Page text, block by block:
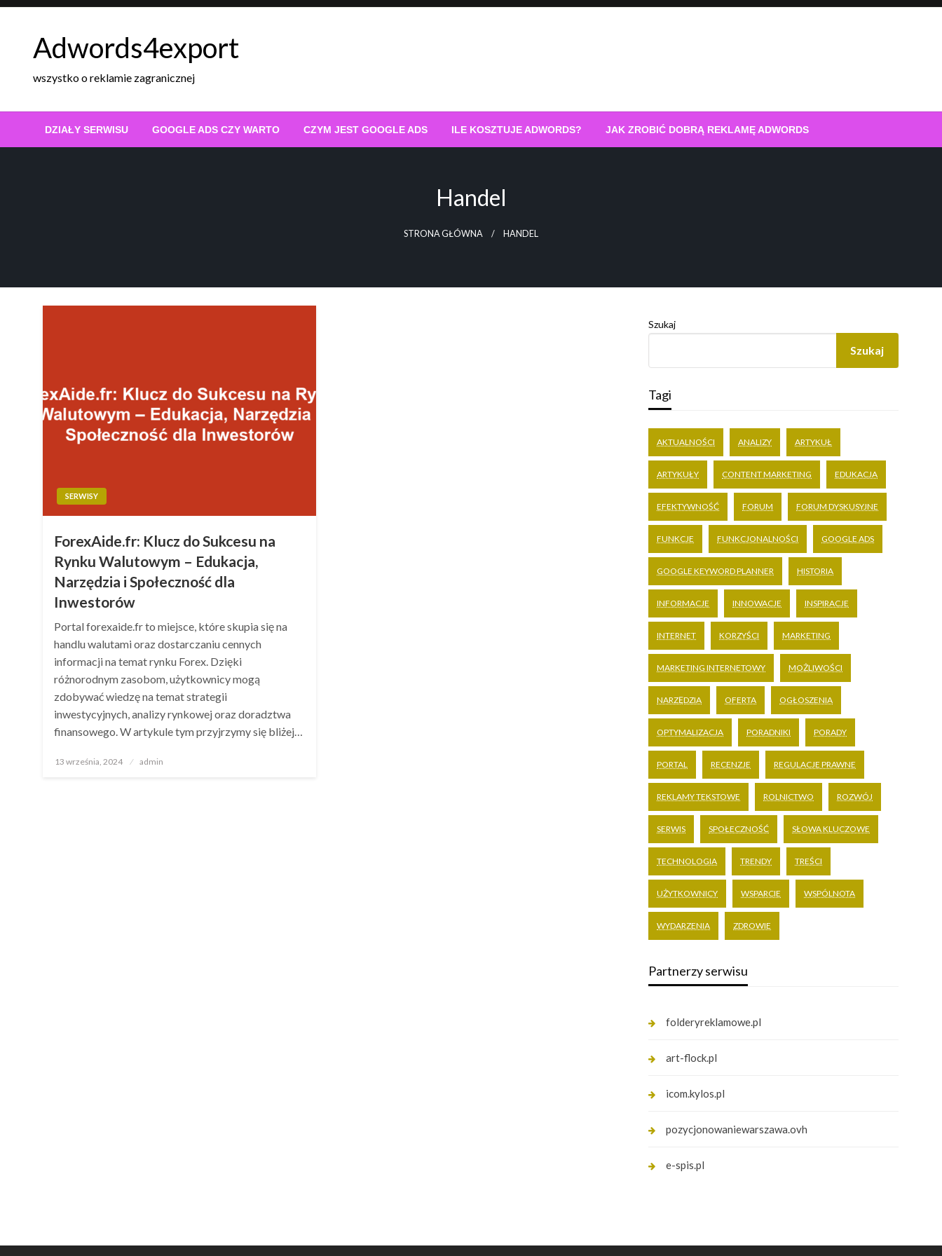
Skip
Adwords4export
wszystko o reklamie zagranicznej
DZIAŁY SERWISU GOOGLE ADS CZY WARTO CZYM JEST GOOGLE ADS ILE KOSZTUJE ADWORDS? JAK ZROBIĆ DOBRĄ REKLAMĘ ADWORDS
Handel
STRONA GŁÓWNA HANDEL
SERWISY
ForexAide.fr: Klucz do Sukcesu na
Rynku Walutowym – Edukacja,
Narzędzia i Społeczność dla
Inwestorów
Portal forexaide.fr to miejsce, które skupia się na
handlu walutami oraz dostarczaniu cennych
informacji na temat rynku Forex. Dzięki
różnorodnym zasobom, użytkownicy mogą
zdobywać wiedzę na temat strategii
inwestycyjnych, analizy rynkowej oraz doradztwa
finansowego. W artykule tym przyjrzymy się bliżej…
Opublikowane
13 września, 2024 admin
Szukaj
Szukaj
Tagi
AKTUALNOŚCI ANALIZY ARTYKUŁ
ARTYKUŁY CONTENT MARKETING EDUKACJA
EFEKTYWNOŚĆ FORUM FORUM DYSKUSYJNE
FUNKCJE FUNKCJONALNOŚCI GOOGLE ADS
GOOGLE KEYWORD PLANNER HISTORIA
INFORMACJE INNOWACJE INSPIRACJE
INTERNET KORZYŚCI MARKETING
MARKETING INTERNETOWY MOŻLIWOŚCI
NARZĘDZIA OFERTA OGŁOSZENIA
OPTYMALIZACJA PORADNIKI PORADY
PORTAL RECENZJE REGULACJE PRAWNE
REKLAMY TEKSTOWE ROLNICTWO ROZWÓJ
SERWIS SPOŁECZNOŚĆ SŁOWA KLUCZOWE
TECHNOLOGIA TRENDY TREŚCI
UŻYTKOWNICY WSPARCIE WSPÓLNOTA
WYDARZENIA ZDROWIE
Partnerzy serwisu
folderyreklamowe.pl
art-flock.pl
icom.kylos.pl
pozycjonowaniewarszawa.ovh
e-spis.pl